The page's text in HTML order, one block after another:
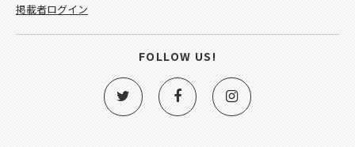
掲載者ログイン
FOLLOW US!